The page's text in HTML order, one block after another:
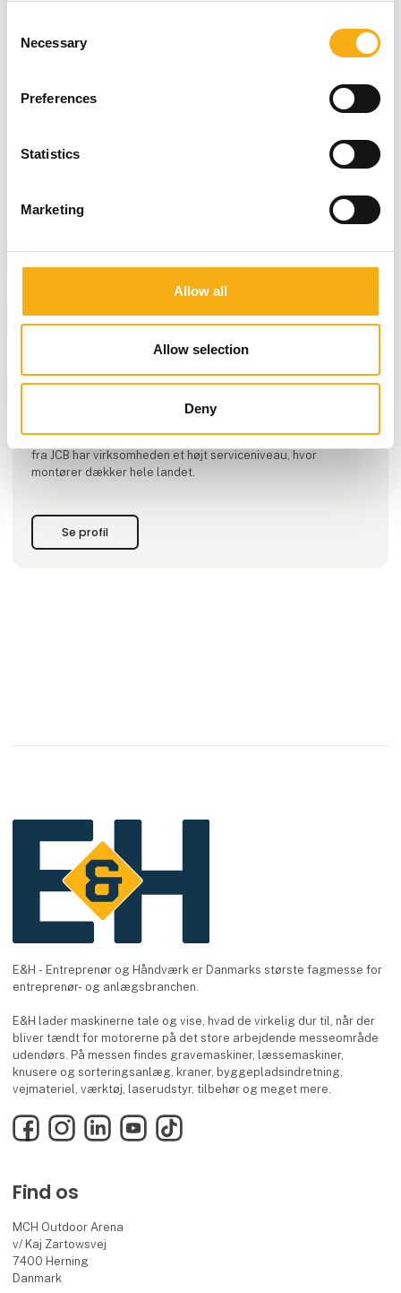
Selection
Necessary
Preferences
Statistics
Marketing
Allow all
Allow selection
Deny
Dette produkt kan opleves på udstillerens stand på messen
Reesink Construction A/S | JCB
entreprenørmaskiner. Udover salg af nye kvalitets maskiner
fra JCB har virksomheden et højt serviceniveau, hvor
montører dækker hele landet.
Se profil
E&H - Entreprenør og Håndværk er Danmarks største fagmesse for
entreprenør- og anlægsbranchen.
E&H lader maskinerne tale og vise, hvad de virkelig dur til, når der
bliver tændt for motorerne på det store arbejdende messeområde
udendørs. På messen findes gravemaskiner, læssemaskiner,
knusere og sorteringsanlæg, kraner, byggepladsindretning,
vejmateriel, værktøj, laserudstyr, tilbehør og meget mere.
FacebookInstagramLinkedInYouTubeTikTok
Find os
MCH Outdoor Arena
v/ Kaj Zartowsvej
7400 Herning
Danmark